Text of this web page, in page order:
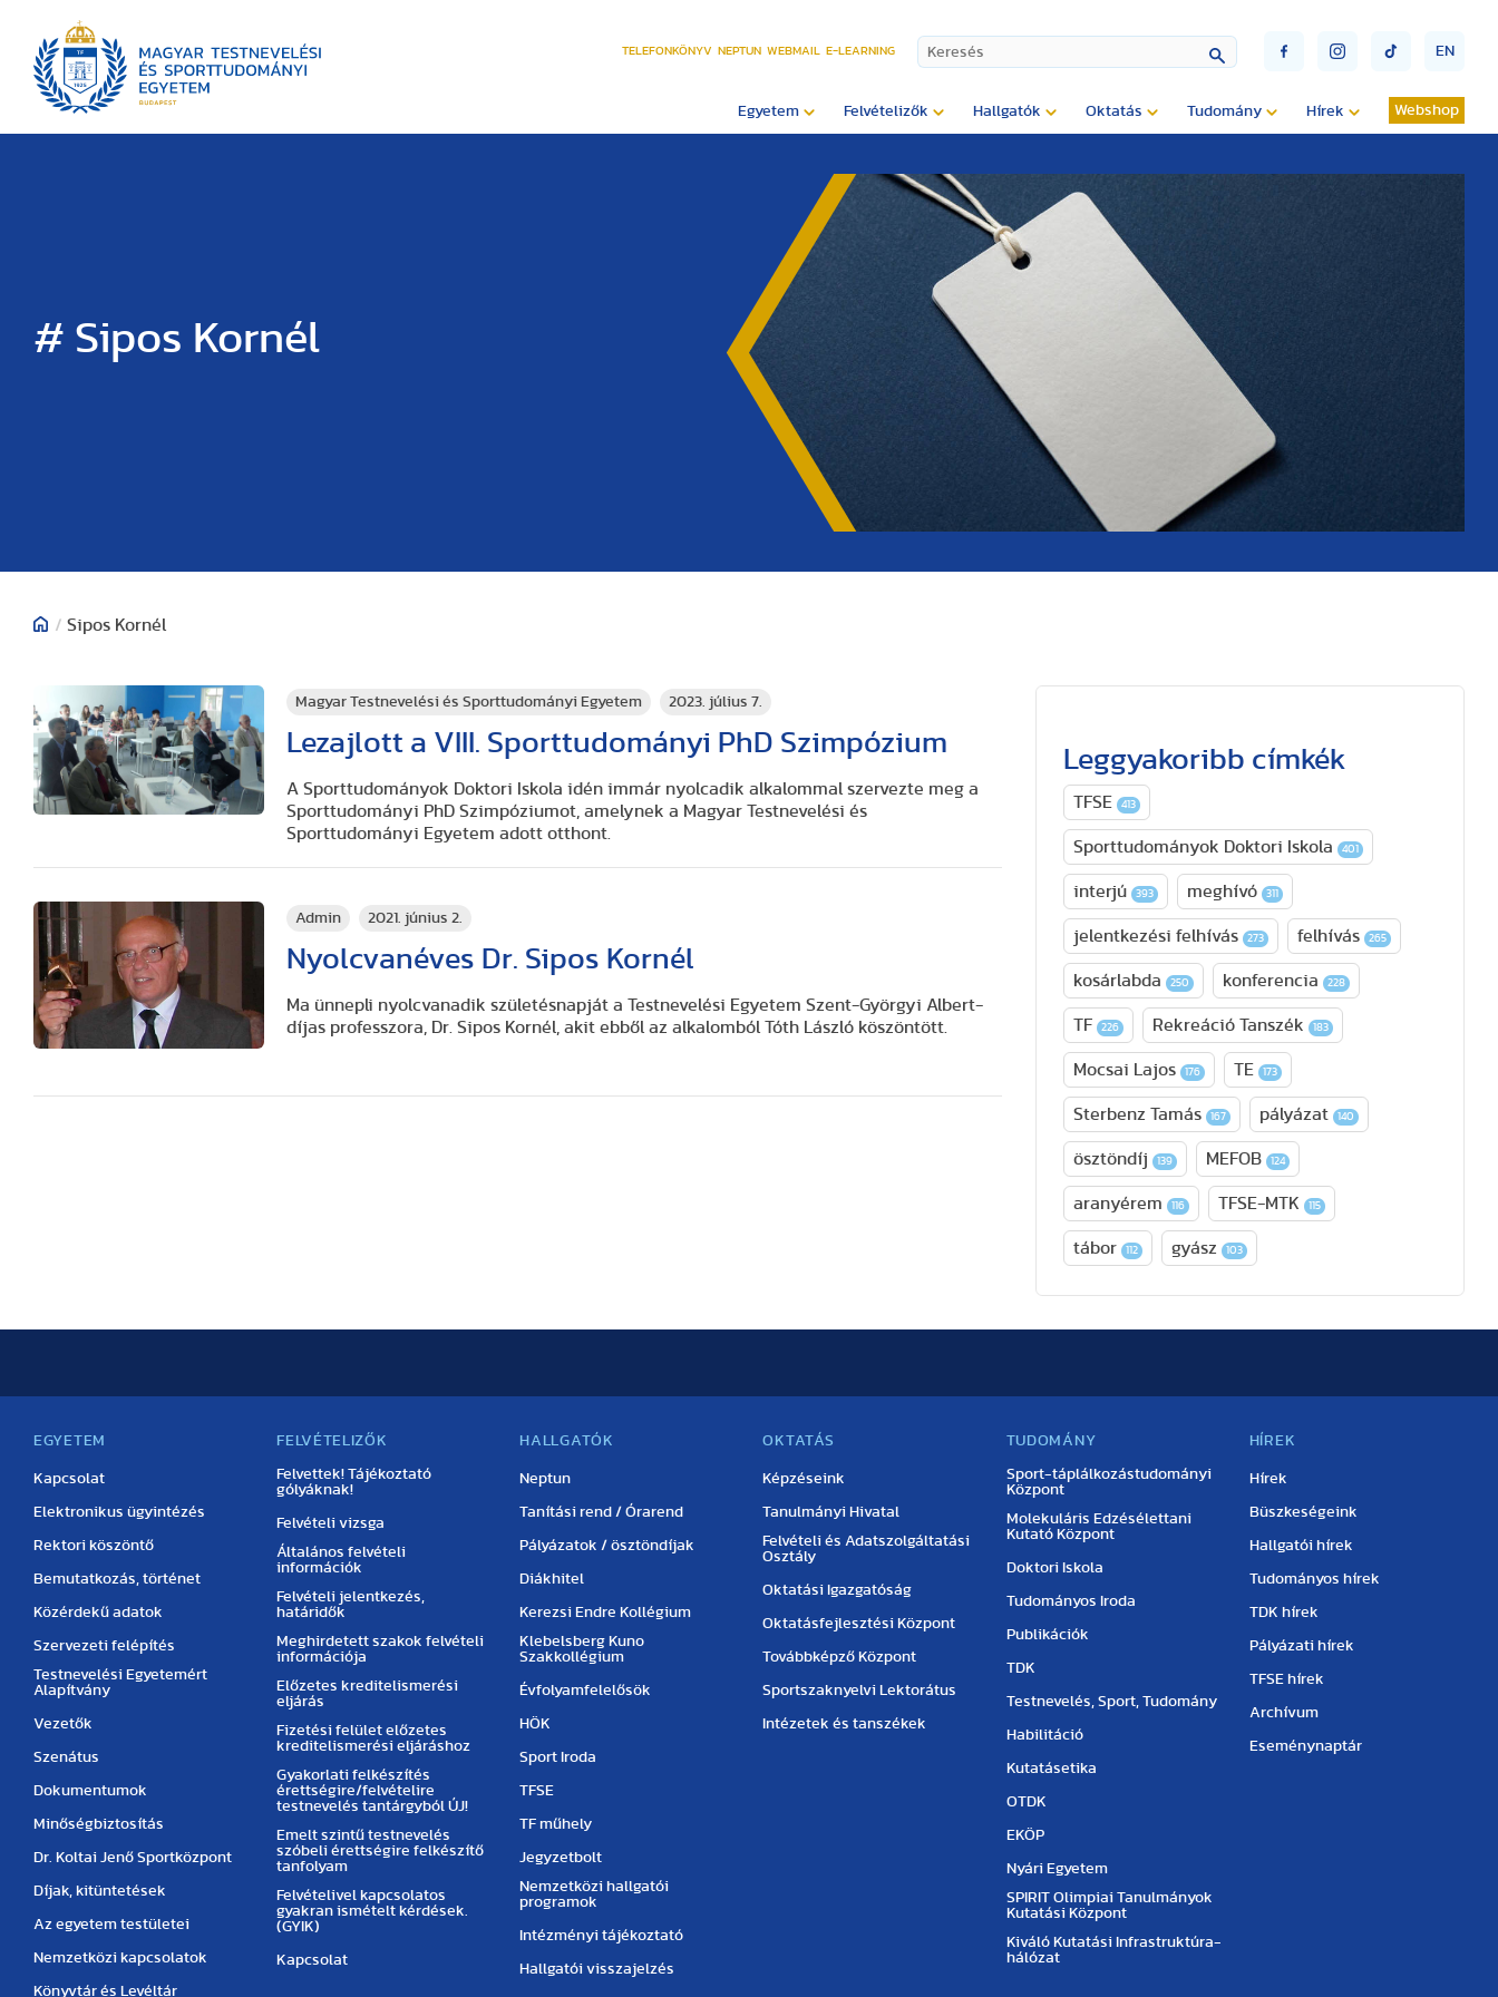
TELEFONKÖNYV NEPTUN WEBMAIL E-LEARNING EN
Egyetem Felvételizők Hallgatók Oktatás Tudomány Hírek Webshop
# Sipos Kornél
/ Sipos Kornél
Magyar Testnevelési és Sporttudományi Egyetem 2023. július 7.
Lezajlott a VIII. Sporttudományi PhD Szimpózium
A Sporttudományok Doktori Iskola idén immár nyolcadik alkalommal szervezte meg a
Sporttudományi PhD Szimpóziumot, amelynek a Magyar Testnevelési és
Sporttudományi Egyetem adott otthont.
Admin 2021. június 2.
Nyolcvanéves Dr. Sipos Kornél
Ma ünnepli nyolcvanadik születésnapját a Testnevelési Egyetem Szent-Györgyi Albert-
díjas professzora, Dr. Sipos Kornél, akit ebből az alkalomból Tóth László köszöntött.
Leggyakoribb címkék
TFSE 413
Sporttudományok Doktori Iskola 401
interjú 393 meghívó 311
jelentkezési felhívás 273 felhívás 265
kosárlabda 250 konferencia 228
TF 226 Rekreáció Tanszék 183
Mocsai Lajos 176 TE 173
Sterbenz Tamás 167 pályázat 140
ösztöndíj 139 MEFOB 124
aranyérem 116 TFSE-MTK 115
tábor 112 gyász 103
EGYETEM
Kapcsolat
Elektronikus ügyintézés
Rektori köszöntő
Bemutatkozás, történet
Közérdekű adatok
Szervezeti felépítés
Testnevelési Egyetemért
Alapítvány
Vezetők
Szenátus
Dokumentumok
Minőségbiztosítás
Dr. Koltai Jenő Sportközpont
Díjak, kitüntetések
Az egyetem testületei
Nemzetközi kapcsolatok
Könyvtár és Levéltár
FELVÉTELIZŐK
Felvettek! Tájékoztató
gólyáknak!
Felvételi vizsga
Általános felvételi
információk
Felvételi jelentkezés,
határidők
Meghirdetett szakok felvételi
információja
Előzetes kreditelismerési
eljárás
Fizetési felület előzetes
kreditelismerési eljáráshoz
Gyakorlati felkészítés
érettségire/felvételire
testnevelés tantárgyból ÚJ!
Emelt szintű testnevelés
szóbeli érettségire felkészítő
tanfolyam
Felvételivel kapcsolatos
gyakran ismételt kérdések.
(GYIK)
Kapcsolat
HALLGATÓK
Neptun
Tanítási rend / Órarend
Pályázatok / ösztöndíjak
Diákhitel
Kerezsi Endre Kollégium
Klebelsberg Kuno
Szakkollégium
Évfolyamfelelősök
HÖK
Sport Iroda
TFSE
TF műhely
Jegyzetbolt
Nemzetközi hallgatói
programok
Intézményi tájékoztató
Hallgatói visszajelzés
OKTATÁS
Képzéseink
Tanulmányi Hivatal
Felvételi és Adatszolgáltatási
Osztály
Oktatási Igazgatóság
Oktatásfejlesztési Központ
Továbbképző Központ
Sportszaknyelvi Lektorátus
Intézetek és tanszékek
TUDOMÁNY
Sport-táplálkozástudományi
Központ
Molekuláris Edzésélettani
Kutató Központ
Doktori Iskola
Tudományos Iroda
Publikációk
TDK
Testnevelés, Sport, Tudomány
Habilitáció
Kutatásetika
OTDK
EKÖP
Nyári Egyetem
SPIRIT Olimpiai Tanulmányok
Kutatási Központ
Kiváló Kutatási Infrastruktúra-
hálózat
HÍREK
Hírek
Büszkeségeink
Hallgatói hírek
Tudományos hírek
TDK hírek
Pályázati hírek
TFSE hírek
Archívum
Eseménynaptár